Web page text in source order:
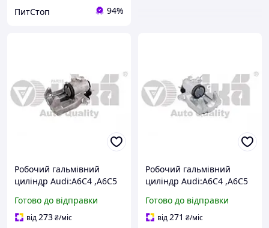
ПитСтоп 94%
Робочий гальмівний
циліндр Audi:A6C4 ,A6C5
/Volkswagen:Passat
(66150903801 VIKA)
Готово до відправки
від273₴/міс
Робочий гальмівний
циліндр Audi:A6C4 ,A6C5
/Volkswagen:Passat
(66150903901 VIKA)
Готово до відправки
від271 ₴/міс